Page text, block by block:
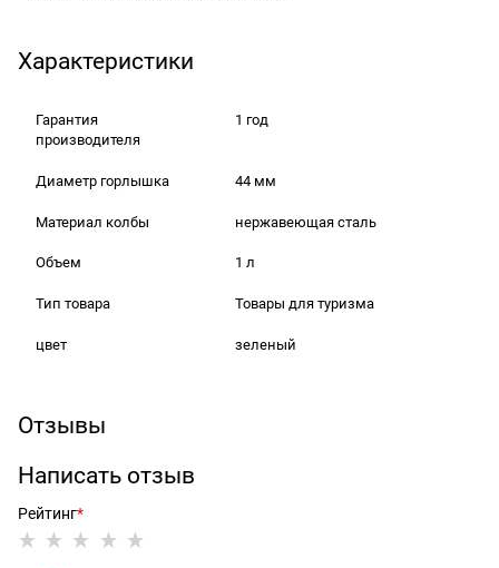
Характеристики
Гарантия
производителя
1 год
Диаметр горлышка 44 мм
Материал колбы нержавеющая сталь
Объем 1 л
Тип товара Товары для туризма
цвет зеленый
Отзывы
Написать отзыв
Рейтинг